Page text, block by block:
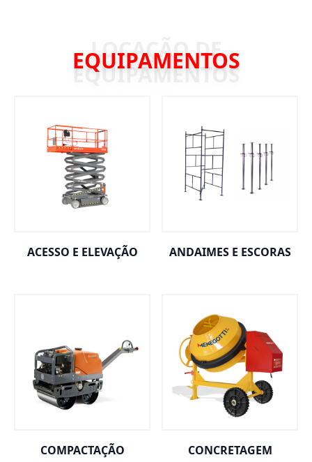
EQUIPAMENTOS
ACESSO E ELEVAÇÃO ANDAIMES E ESCORAS
COMPACTAÇÃO CONCRETAGEM